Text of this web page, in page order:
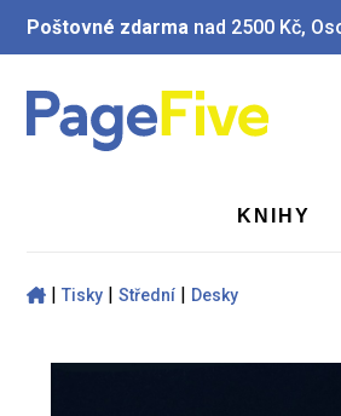
Poštovné zdarma nad 2500 Kč,
KNIHY
| Tisky| Střední| Desky